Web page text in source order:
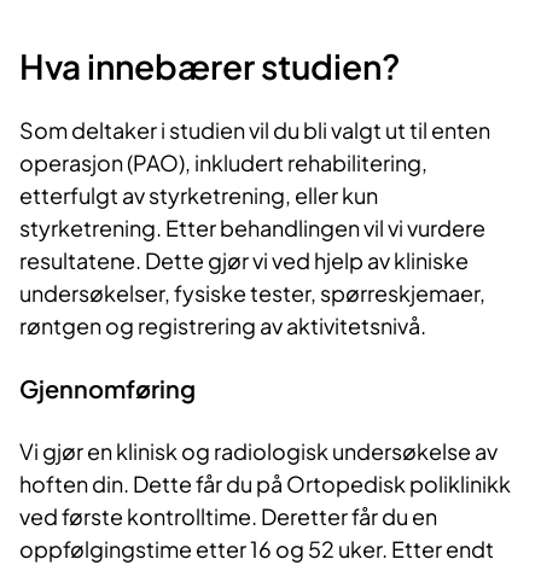
Hva innebærer studien?
Som deltaker i studien vil du bli valgt ut til enten
operasjon (PAO), inkludert rehabilitering,
etterfulgt av styrketrening, eller kun
styrketrening. Etter behandlingen vil vi vurdere
resultatene. Dette gjør vi ved hjelp av kliniske
undersøkelser, fysiske tester, spørreskjemaer,
røntgen og registrering av aktivitetsnivå.
Gjennomføring
Vi gjør en klinisk og radiologisk undersøkelse av
hoften din. Dette får du på Ortopedisk poliklinikk
ved første kontrolltime. Deretter får du en
oppfølgingstime etter 16 og 52 uker. Etter endt